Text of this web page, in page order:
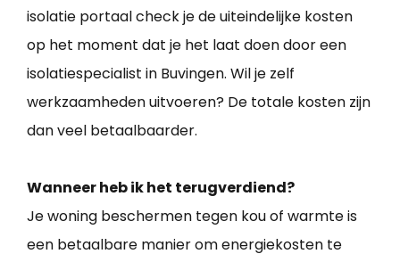
isolatie portaal check je de uiteindelijke kosten
op het moment dat je het laat doen door een
isolatiespecialist in Buvingen. Wil je zelf
werkzaamheden uitvoeren? De totale kosten zijn
dan veel betaalbaarder.
Wanneer heb ik het terugverdiend?
Je woning beschermen tegen kou of warmte is
een betaalbare manier om energiekosten te